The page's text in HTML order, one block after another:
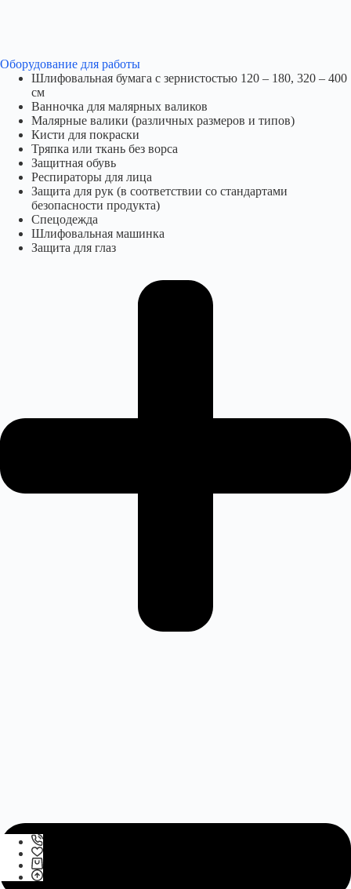
Оборудование для работы​
Шлифовальная бумага с зернистостью 120 – 180, 320 – 400
см
Ванночка для малярных валиков
Малярные валики (различных размеров и типов)
Кисти для покраски
Тряпка или ткань без ворса
Защитная обувь
Респираторы для лица
Защита для рук (в соответствии со стандартами
безопасности продукта)
Спецодежда
Шлифовальная машинка
Защита для глаз